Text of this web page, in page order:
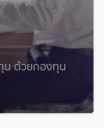
น ด้วยกองทุน